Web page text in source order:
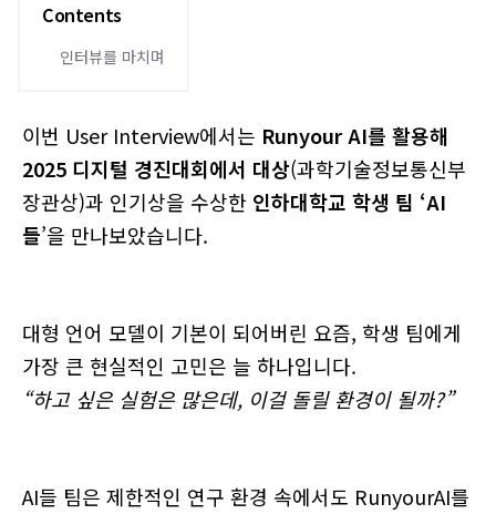
Contents
인터뷰를 마치며
이번 User Interview에서는 Runyour AI를 활용해
2025 디지털 경진대회에서 대상(과학기술정보통신부
장관상)과 인기상을 수상한 인하대학교 학생 팀 ‘AI
들’을 만나보았습니다.
대형 언어 모델이 기본이 되어버린 요즘, 학생 팀에게
가장 큰 현실적인 고민은 늘 하나입니다.
“하고 싶은 실험은 많은데, 이걸 돌릴 환경이 될까?”
AI들 팀은 제한적인 연구 환경 속에서도 RunyourAI를